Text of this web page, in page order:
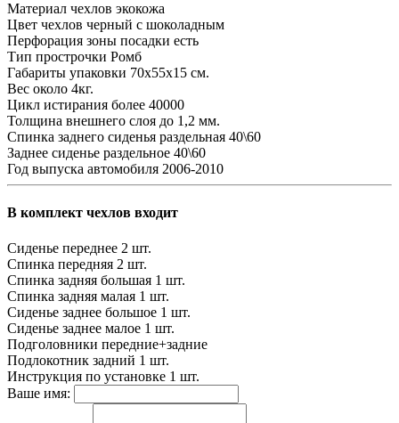
Материал чехлов экокожа
Цвет чехлов черный с шоколадным
Перфорация зоны посадки есть
Тип прострочки Ромб
Габариты упаковки 70х55х15 см.
Вес около 4кг.
Цикл истирания более 40000
Толщина внешнего слоя до 1,2 мм.
Спинка заднего сиденья раздельная 40\60
Заднее сиденье раздельное 40\60
Год выпуска автомобиля 2006-2010
В комплект чехлов входит
Сиденье переднее 2 шт.
Спинка передняя 2 шт.
Спинка задняя большая 1 шт.
Спинка задняя малая 1 шт.
Сиденье заднее большое 1 шт.
Сиденье заднее малое 1 шт.
Подголовники передние+задние
Подлокотник задний 1 шт.
Инструкция по установке 1 шт.
Ваше имя: